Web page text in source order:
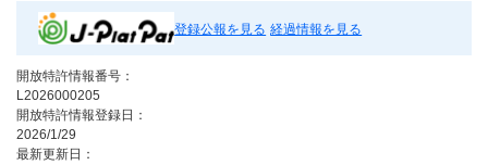
登録公報を見る 経過情報を見る
開放特許情報番号：
L2026000205
開放特許情報登録日：
2026/1/29
最新更新日：